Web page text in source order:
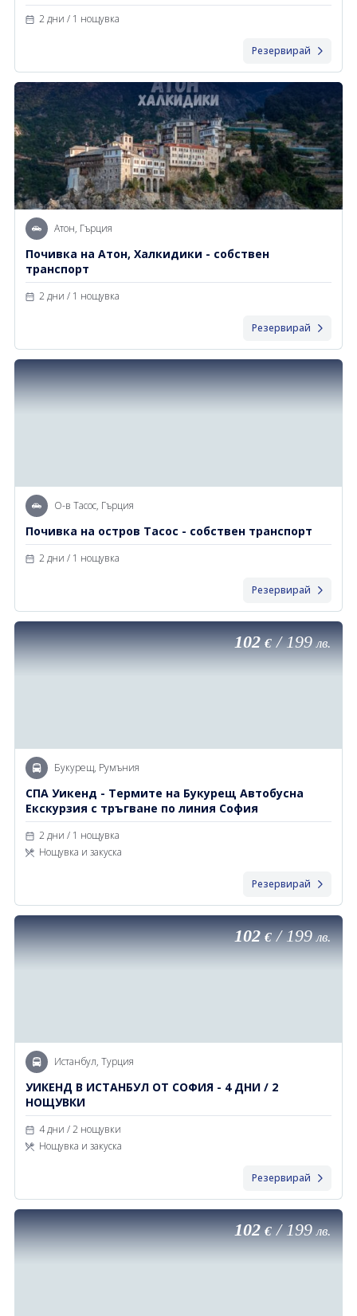
2 дни / 1 нощувка
Резервирай
Атон, Гърция
Почивка на Атон, Халкидики - собствен
транспорт
2 дни / 1 нощувка
Резервирай
О-в Тасос, Гърция
Почивка на остров Тасос - собствен транспорт
2 дни / 1 нощувка
Резервирай
102 €/199 лв.
Букурещ, Румъния
СПА Уикенд - Термите на Букурещ Автобусна
Екскурзия с тръгване по линия София
2 дни / 1 нощувка
Нощувка и закуска
Резервирай
102 €/199 лв.
Истанбул, Турция
УИКЕНД В ИСТАНБУЛ ОТ СОФИЯ - 4 ДНИ / 2
НОЩУВКИ
4 дни / 2 нощувки
Нощувка и закуска
Резервирай
102 €/199 лв.